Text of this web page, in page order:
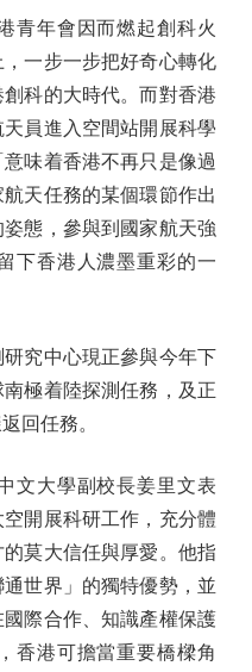
年會因而燃起創科火
一步一步把好奇心轉化
科的大時代。而對香港
員進入空間站開展科學
味着香港不再只是像過
天任務的某個環節作出
態，參與到國家航天強
下香港人濃墨重彩的一
究中心現正參與今年下
極着陸探測任務，及正
回任務。
大學副校長姜里文表
開展科研工作，充分體
莫大信任與厚愛。他指
世界」的獨特優勢，並
際合作、知識產權保護
香港可擔當重要橋樑角